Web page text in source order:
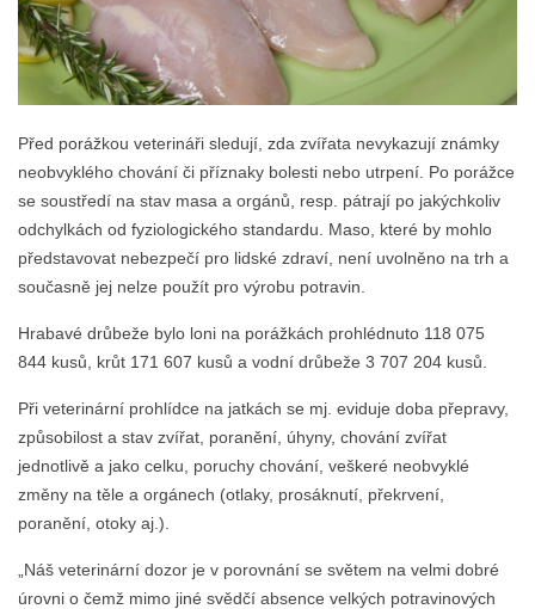
Před porážkou veterináři sledují, zda zvířata nevykazují známky
neobvyklého chování či příznaky bolesti nebo utrpení. Po porážce
se soustředí na stav masa a orgánů, resp. pátrají po jakýchkoliv
odchylkách od fyziologického standardu. Maso, které by mohlo
představovat nebezpečí pro lidské zdraví, není uvolněno na trh a
současně jej nelze použít pro výrobu potravin.
Hrabavé drůbeže bylo loni na porážkách prohlédnuto 118 075
844 kusů, krůt 171 607 kusů a vodní drůbeže 3 707 204 kusů.
Při veterinární prohlídce na jatkách se mj. eviduje doba přepravy,
způsobilost a stav zvířat, poranění, úhyny, chování zvířat
jednotlivě a jako celku, poruchy chování, veškeré neobvyklé
změny na těle a orgánech (otlaky, prosáknutí, překrvení,
poranění, otoky aj.).
„Náš veterinární dozor je v porovnání se světem na velmi dobré
úrovni o čemž mimo jiné svědčí absence velkých potravinových